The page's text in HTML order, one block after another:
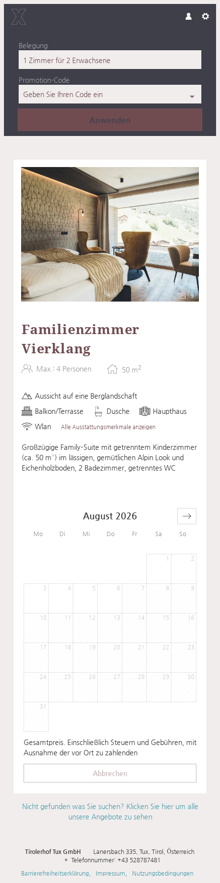
Belegung
1 Zimmer für 2 Erwachsene
Promotion-Code
Geben Sie Ihren Code ein
Anwenden
9
Familienzimmer
Vierklang
Max.: 4 Personen 50 m2
Aussicht auf eine Berglandschaft
Balkon/Terrasse
Dusche
Haupthaus
Wlan
Alle Ausstattungsmerkmale anzeigen
Großzügige Family–Suite mit getrenntem Kinderzimmer
(ca. 50 m²) im lässigen, gemütlichen Alpin Look und
Eichenholzboden, 2 Badezimmer, getrenntes WC
Mo Di Mi Do Fr Sa So
August 2026
1 2
3 4 5 6 7 8 9
10 11 12 13 14 15 16
17 18 19 20 21 22 23
24 25 26 27 28 29 30
31
Gesamtpreis . Einschließlich Steuern und Gebühren, mit
Ausnahme der vor Ort zu zahlenden
Abbrechen
Nicht gefunden was Sie suchen? Klicken Sie hier um alle
unsere Angebote zu sehen
Tirolerhof Tux GmbH Lanersbach 335 Tux Tirol
Österreich
Telefonnummer:+43 528787481
Barrierefreiheitserklärung
Impressum Nutzungsbedingungen